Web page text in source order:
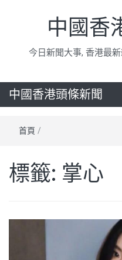
中國香
今日新聞大事, 香港最
中國香港頭條新聞
首頁 /
標籤: 掌心